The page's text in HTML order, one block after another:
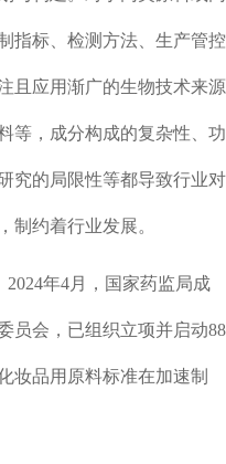
指标、检测方法、生产管控
且应用渐广的生物技术来源
等，成分构成的复杂性、功
究的局限性等都导致行业对
制约着行业发展。
2024年4月，国家药监局成
员会，已组织立项并启动88
妆品用原料标准在加速制